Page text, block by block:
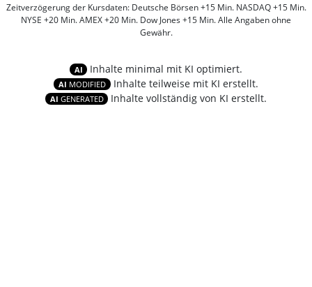
Zeitverzögerung der Kursdaten: Deutsche Börsen +15 Min. NASDAQ +15 Min.
NYSE +20 Min. AMEX +20 Min. Dow Jones +15 Min. Alle Angaben ohne
Gewähr.
AI Inhalte minimal mit KI optimiert.
AI MODIFIED Inhalte teilweise mit KI erstellt.
AI GENERATED Inhalte vollständig von KI erstellt.